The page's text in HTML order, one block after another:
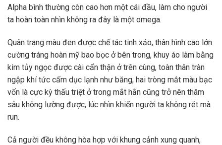
Alpha bình thường còn cao hơn một cái đầu, làm cho người
ta hoàn toàn nhìn không ra đây là một omega.
Quân trang màu đen được chế tác tinh xảo, thân hình cao lớn
cường tráng hoàn mỹ bao bọc ở bên trong, khuy áo làm bằng
kim tủy ngọc được cài cẩn thận ở trên cùng, toàn thân tràn
ngập khí tức cấm dục lạnh như băng, hai tròng mắt màu bạc
vốn là cực kỳ thấu triệt ở trong mắt hắn cũng trở nên thâm
sâu không lường được, lúc nhìn khiến người ta không rét mà
run.
Cả người đều không hòa hợp với khung cảnh xung quanh,